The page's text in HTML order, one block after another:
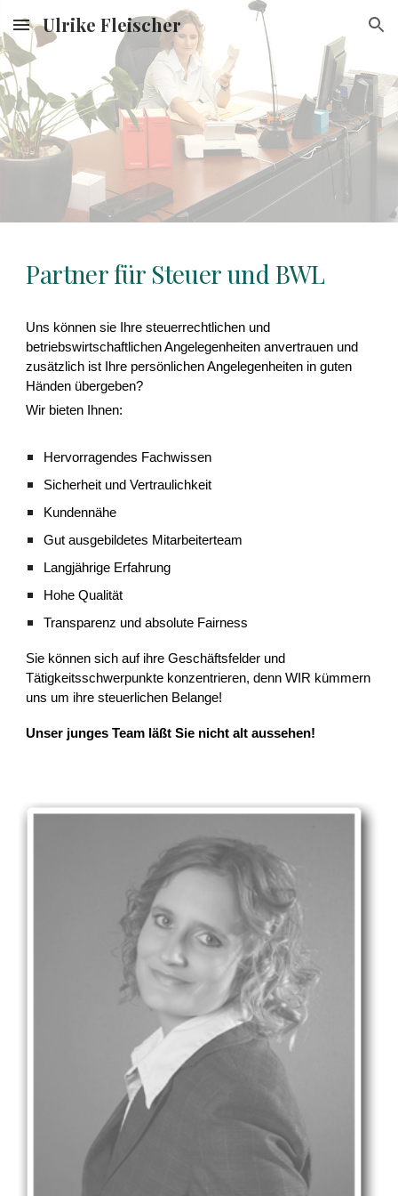
Skip to main content Skip to navigation
Ulrike Fleischer
Partner für Steuer und BWL
Uns können sie Ihre steuerrechtlichen und
betriebswirtschaftlichen Angelegenheiten anvertrauen und
zusätzlich ist
Ihre persönlichen Angelegenheiten in guten
Händen übergeben?
Wir bieten Ihnen:
Hervorragendes Fachwissen
Sicherheit und Vertraulichkeit
Kundennähe
Gut ausgebildetes Mitarbeiterteam
Langjährige Erfahrung
Hohe Qualität
Transparenz und absolute Fairness
Sie können sich auf ihre Geschäftsfelder und
Tätigkeitsschwerpunkte konzentrieren, denn WIR kümmern
uns um ihre steuerlichen Belange!
Unser junges Team läßt Sie nicht alt aussehen!